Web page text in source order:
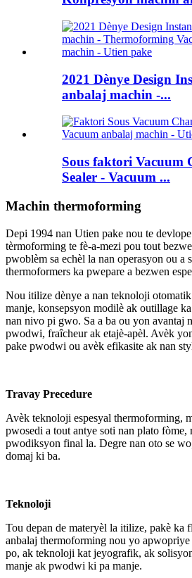
2021 Dènye Design
anbalaj machin -...
Sous faktori Vacuum
Sealer - Vacuum ...
Machin thermoforming
Depi 1994 nan Utien pake nou te
tèrmoforming te fè-a-mezi pou tout
pwoblèm sa echèl la nan operasyon ou a
thermoformers ka pwepare a bezwen
Nou itilize dènye a nan teknoloji
manje, konsepsyon modilè ak outillage
nan nivo pi gwo. Sa a ba ou yon avantaj
pwodwi, fraîcheur ak etajè-apèl. Avèk
pake pwodwi ou avèk efikasite ak nan
Travay Precedure
Avèk teknoloji espesyal thermoforming,
pwosedi a tout antye soti nan plato fòme,
pwodiksyon final la. Degre nan oto se
domaj ki ba.
Teknoloji
Tou depan de materyèl la itilize, pakè ka
anbalaj thermoforming nou yo
po, ak teknoloji kat jeyografik, ak
manje ak pwodwi ki pa manje.